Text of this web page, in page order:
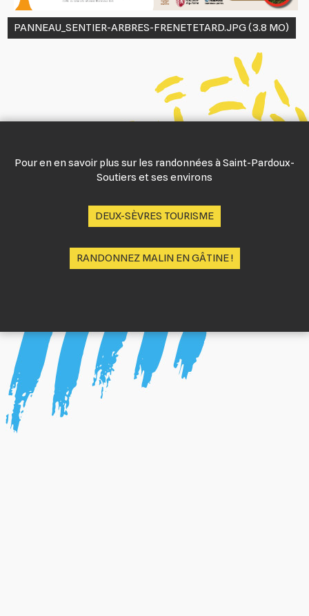
PANNEAU_SENTIER-ARBRES-FRENETETARD.JPG(3.8 MO)
Pour en en savoir plus sur les randonnées à Saint-Pardoux-
Soutiers et ses environs
DEUX-SÈVRES TOURISME
RANDONNEZ MALIN EN GÂTINE !